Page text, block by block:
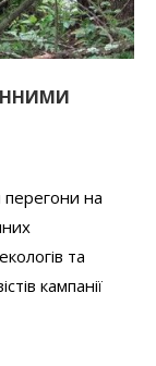
на
та
кампанії